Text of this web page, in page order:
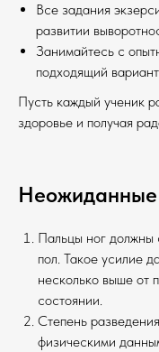
Все задания
развитии
Занимайтесь с
подходящий
Пусть каждый ученик
здоровье и получая
Неожиданные
Пальцы ног должны
пол. Такое усилие
несколько выше от
состоянии.
Степень
физическими